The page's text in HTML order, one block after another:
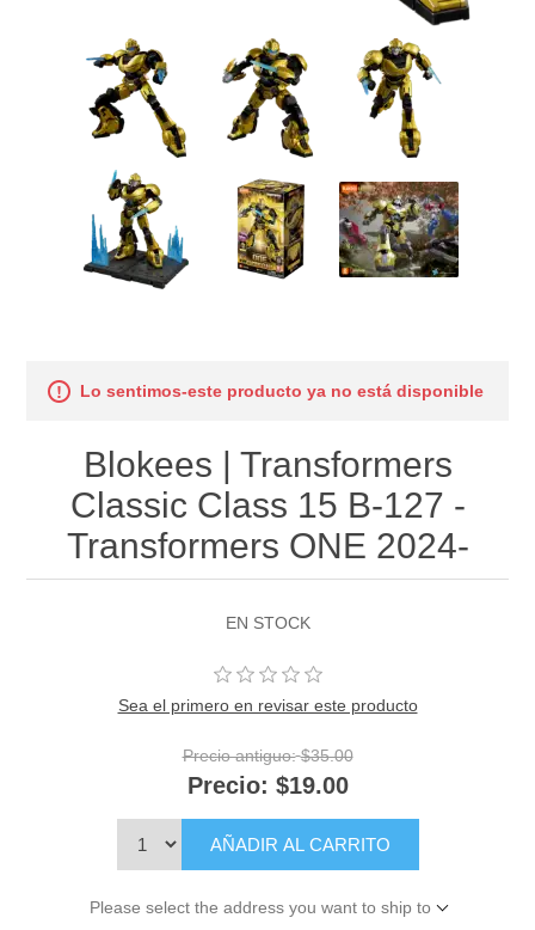
Lo sentimos-este producto ya no está disponible
Blokees | Transformers
Classic Class 15 B-127 -
Transformers ONE 2024-
EN STOCK
Sea el primero en revisar este producto
Precio antiguo: $35.00
Precio: $19.00
AÑADIR AL CARRITO
Please select the address you want to ship to